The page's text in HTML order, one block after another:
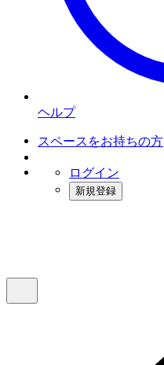
ヘルプ
スペースをお持ちの方
ログイン
新規登録